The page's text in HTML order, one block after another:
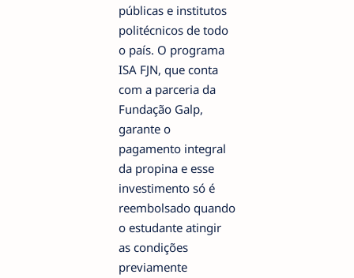
públicas e institutos
politécnicos de todo
o país. O programa
ISA FJN, que conta
com a parceria da
Fundação Galp,
garante o
pagamento integral
da propina e esse
investimento só é
reembolsado quando
o estudante atingir
as condições
previamente